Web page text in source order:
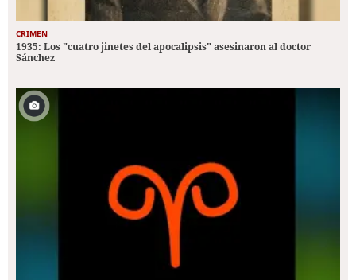
CRIMEN
1935: Los "cuatro jinetes del apocalipsis" asesinaron al doctor
Sánchez